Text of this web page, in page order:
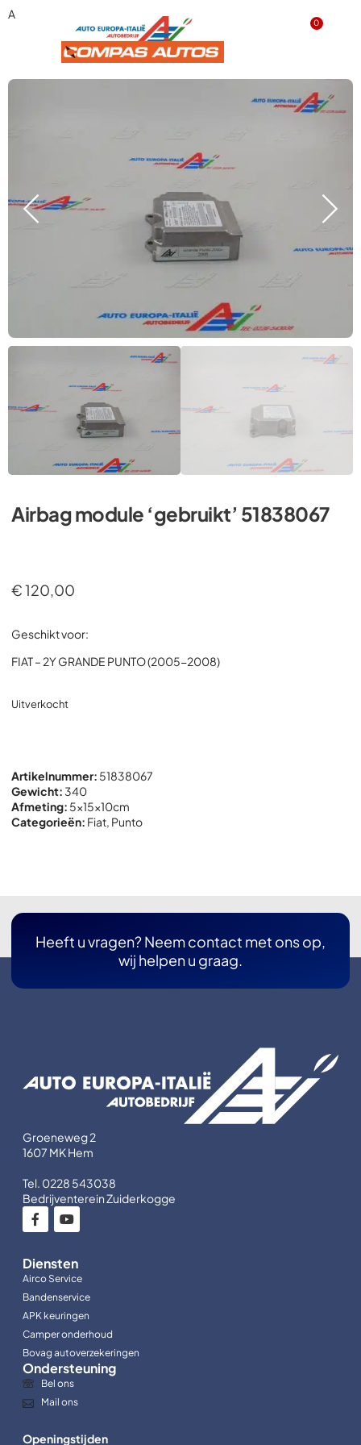
0
Airbag module ‘gebruikt’ 51838067
Airbag module ‘gebruikt’ 51838067
€120,00
Geschikt voor:
FIAT – 2Y GRANDE PUNTO (2005-2008)
Uitverkocht
Artikelnummer: 51838067
Gewicht: 340
Afmeting: 5x15x10cm
Categorieën: Fiat, Punto
Heeft u vragen? Neem contact met ons op,
wij helpen u graag.
Groeneweg 2
1607 MK Hem
Tel. 0228 543038
Bedrijventerein Zuiderkogge
Diensten
Airco Service
Bandenservice
APK keuringen
Camper onderhoud
Bovag autoverzekeringen
Ondersteuning
Bel ons
Mail ons
Openingstijden